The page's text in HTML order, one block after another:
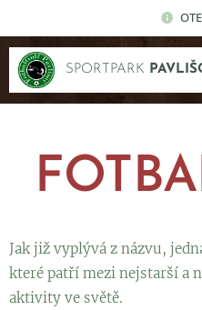
SPORTPARK
Jak již vyplývá z názvu,
které patří mezi nejstarší a
aktivity ve světě.